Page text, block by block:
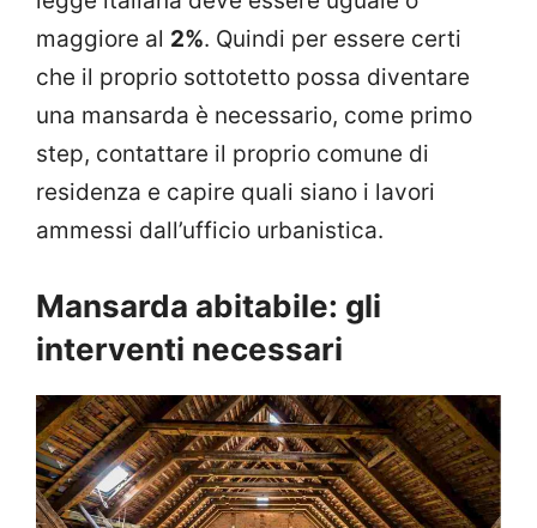
maggiore al 2%. Quindi per essere certi
che il proprio sottotetto possa diventare
una mansarda è necessario, come primo
step, contattare il proprio comune di
residenza e capire quali siano i lavori
ammessi dall’ufficio urbanistica.
Mansarda abitabile: gli
interventi necessari